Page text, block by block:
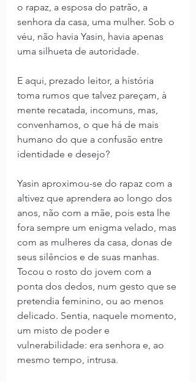
o rapaz, a esposa do patrão, a
senhora da casa, uma mulher. Sob o
véu, não havia Yasin, havia apenas
uma silhueta de autoridade.
E aqui, prezado leitor, a história
toma rumos que talvez pareçam, à
mente recatada, incomuns, mas,
convenhamos, o que há de mais
humano do que a confusão entre
identidade e desejo?
Yasin aproximou-se do rapaz com a
altivez que aprendera ao longo dos
anos, não com a mãe, pois esta lhe
fora sempre um enigma velado, mas
com as mulheres da casa, donas de
seus silêncios e de suas manhas.
Tocou o rosto do jovem com a
ponta dos dedos, num gesto que se
pretendia feminino, ou ao menos
delicado. Sentia, naquele momento,
um misto de poder e
vulnerabilidade: era senhora e, ao
mesmo tempo, intrusa.